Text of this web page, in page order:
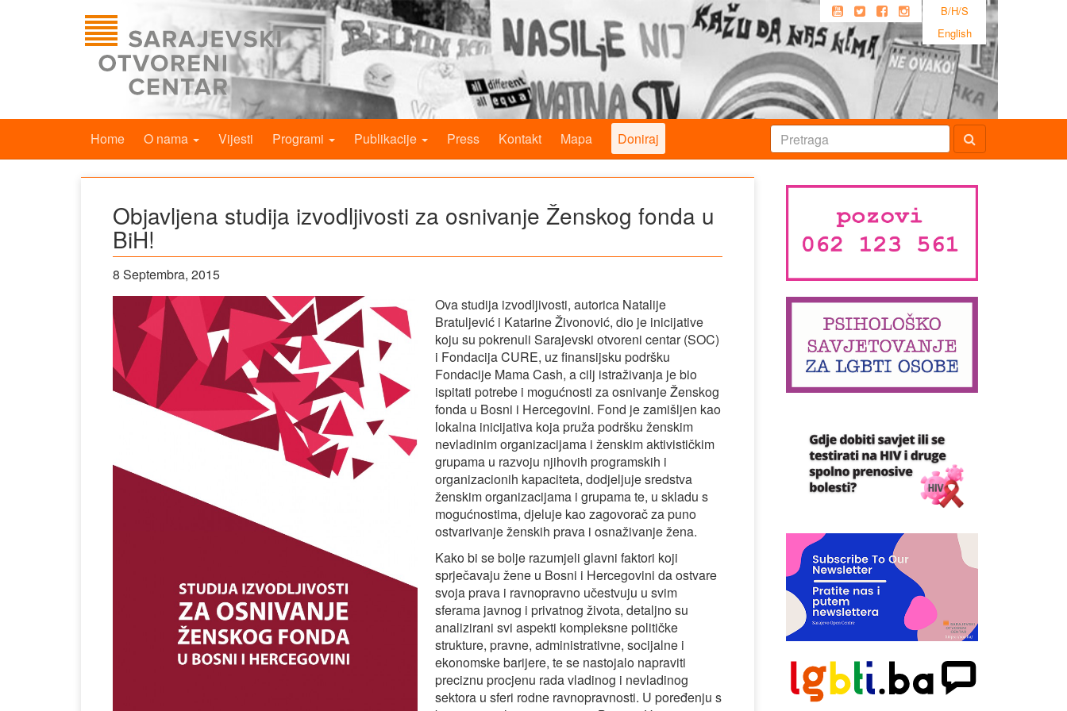
B/H/S
English
Home O nama Vijesti Programi Publikacije Press Kontakt Mapa Doniraj
Objavljena studija izvodljivosti za osnivanje Ženskog fonda u
BiH!
8 Septembra, 2015
Ova studija izvodljivosti, autorica Natalije
Bratuljević i Katarine Živonović, dio je inicijative
koju su pokrenuli Sarajevski otvoreni centar (SOC)
i Fondacija CURE, uz finansijsku podršku
Fondacije Mama Cash, a cilj istraživanja je bio
ispitati potrebe i mogućnosti za osnivanje Ženskog
fonda u Bosni i Hercegovini. Fond je zamišljen kao
lokalna inicijativa koja pruža podršku ženskim
nevladinim organizacijama i ženskim aktivističkim
grupama u razvoju njihovih programskih i
organizacionih kapaciteta, dodjeljuje sredstva
ženskim organizacijama i grupama te, u skladu s
mogućnostima, djeluje kao zagovorač za puno
ostvarivanje ženskih prava i osnaživanje žena.
Kako bi se bolje razumjeli glavni faktori koji
sprječavaju žene u Bosni i Hercegovini da ostvare
svoja prava i ravnopravno učestvuju u svim
sferama javnog i privatnog života, detaljno su
analizirani svi aspekti kompleksne političke
strukture, pravne, administrativne, socijalne i
ekonomske barijere, te se nastojalo napraviti
preciznu procjenu rada vladinog i nevladinog
sektora u sferi rodne ravnopravnosti. U poređenju s